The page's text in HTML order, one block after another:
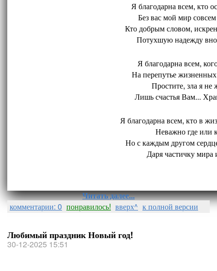
Я благодарна всем, кто
Без вас мой мир
Кто добрым словом,
Потухшую надежду
Я благодарна всем,
На перепутье
Простите, зла я не
Лишь счастья Вам...
Я благодарна всем, кто в
Неважно где или
Но с каждым другом
Даря частичку мира
Читать далее...
комментарии: 0 понравилось! вверх^ к полной версии
Любимый праздник Новый год!
30-12-2025 15:51